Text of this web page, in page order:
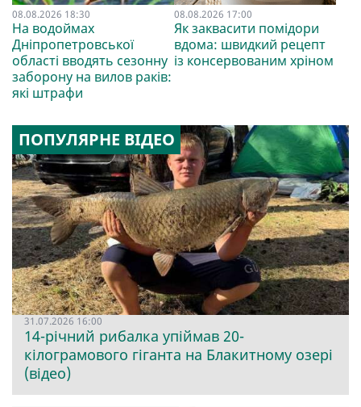
08.08.2026 18:30
На водоймах
Дніпропетровської
області вводять сезонну
заборону на вилов раків:
які штрафи
08.08.2026 17:00
Як заквасити помідори
вдома: швидкий рецепт
із консервованим хріном
ПОПУЛЯРНЕ ВІДЕО
31.07.2026 16:00
14-річний рибалка упіймав 20-
кілограмового гіганта на Блакитному озері
(відео)